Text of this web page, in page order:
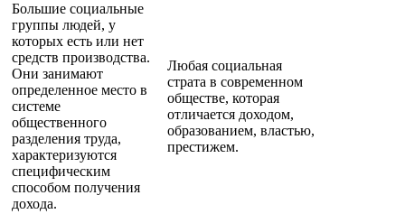
Большие социальные
группы людей, у
которых есть или нет
средств производства.
Они занимают
определенное место в
системе
общественного
разделения труда,
характеризуются
специфическим
способом получения
дохода.
Любая социальная
страта в современном
обществе, которая
отличается доходом,
образованием, властью,
престижем.